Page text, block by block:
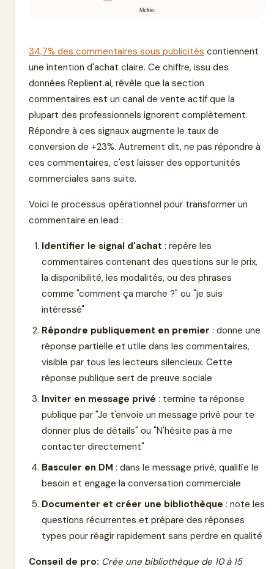
34,7% des commentaires sous publicités contiennent
une intention d'achat claire. Ce chiffre, issu des
données Replient.ai, révèle que la section
commentaires est un canal de vente actif que la
plupart des professionnels ignorent complètement.
Répondre à ces signaux augmente le taux de
conversion de +23%. Autrement dit, ne pas répondre à
ces commentaires, c'est laisser des opportunités
commerciales sans suite.
Voici le processus opérationnel pour transformer un
commentaire en lead :
Identifier le signal d'achat : repère les
commentaires contenant des questions sur le prix,
la disponibilité, les modalités, ou des phrases
comme "comment ça marche ?" ou "je suis
intéressé"
Répondre publiquement en premier : donne une
réponse partielle et utile dans les commentaires,
visible par tous les lecteurs silencieux. Cette
réponse publique sert de preuve sociale
Inviter en message privé : termine ta réponse
publique par "Je t'envoie un message privé pour te
donner plus de détails" ou "N'hésite pas à me
contacter directement"
Basculer en DM : dans le message privé, qualifie le
besoin et engage la conversation commerciale
Documenter et créer une bibliothèque : note les
questions récurrentes et prépare des réponses
types pour réagir rapidement sans perdre en qualité
Conseil de pro: Crée une bibliothèque de 10 à 15